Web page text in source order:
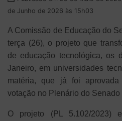
de Junho de 2026 às 15h03
A Comissão de Educação do
terça (26), o projeto que
de educação tecnológica, os
Janeiro, em universidades
matéria, que já foi
votação no Plenário do
O projeto (PL 5.102/2023)